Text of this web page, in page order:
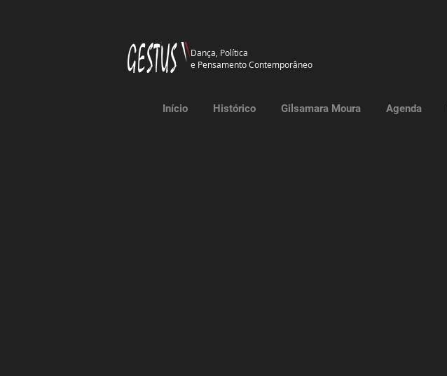
Dança, Política
e Pensamento Contemporâneo
Início Histórico Gilsamara Moura Agenda